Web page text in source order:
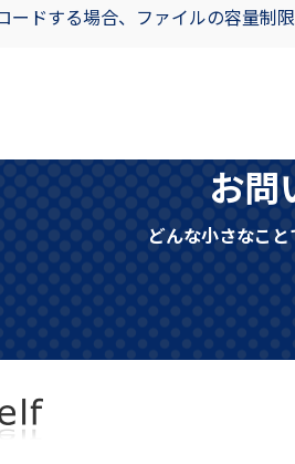
ードする場合、ファイルの容量制
お問
どんな小さなこ